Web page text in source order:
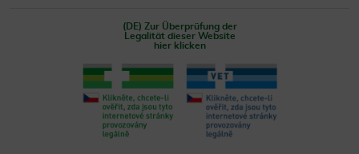
(DE) Zur Überprüfung der
Legalität dieser Website
hier klicken